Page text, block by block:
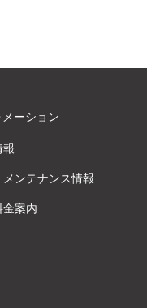
ーション
報
メンテナンス情報
金案内